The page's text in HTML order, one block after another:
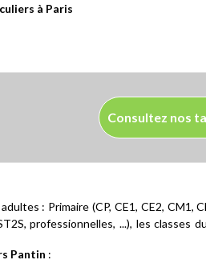
à Paris
Consultez nos
: Primaire (CP, CE1, CE2, CM1,
professionnelles, ...), les classes
Pantin :